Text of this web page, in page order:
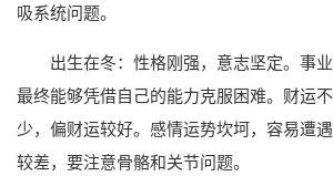
吸系统问题。
出生在冬：性格刚强，意志坚定。事
最终能够凭借自己的能力克服困难。财运
少，偏财运较好。感情运势坎坷，容易遭
较差，要注意骨骼和关节问题。